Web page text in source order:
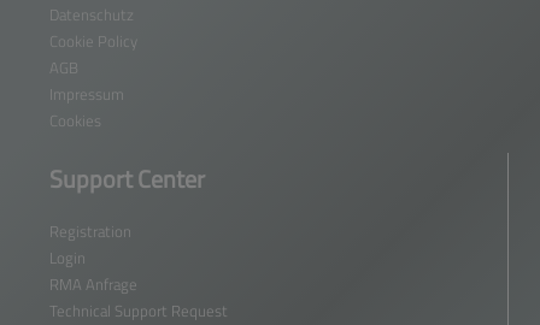
Datenschutz
Cookie Policy
AGB
Impressum
Cookies
Support Center
Registration
Login
RMA Anfrage
Technical Support Request